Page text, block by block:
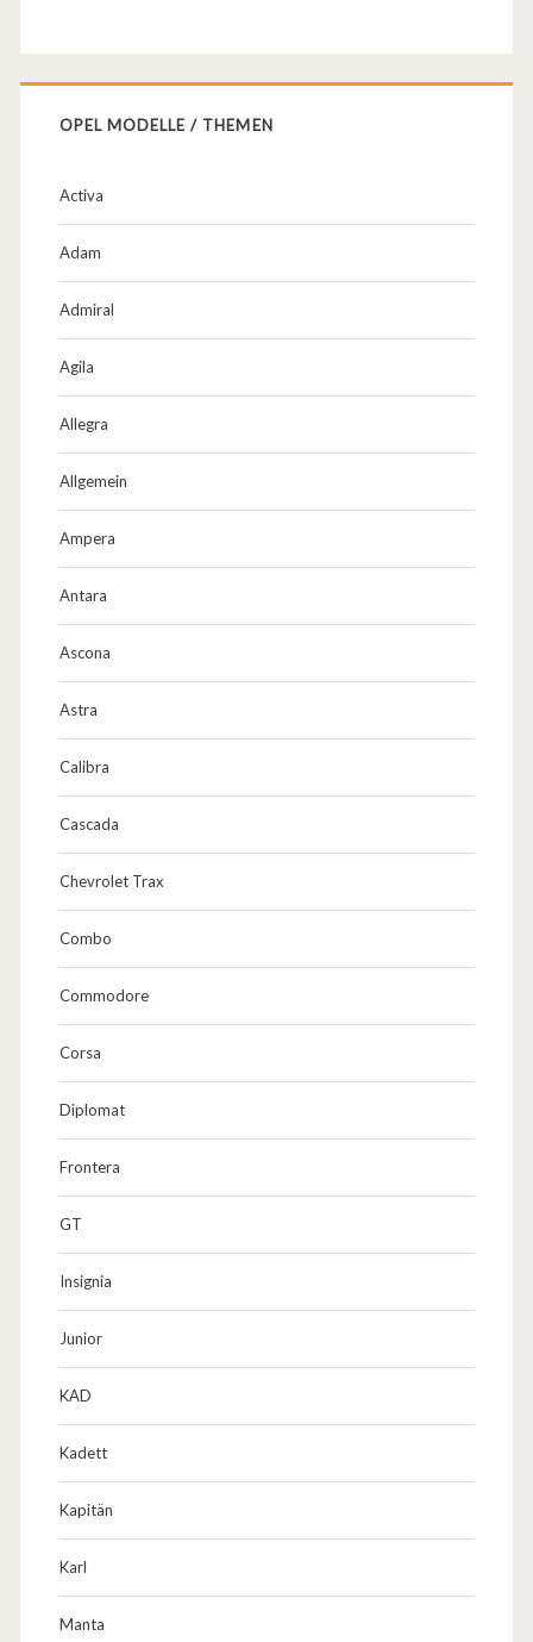
,
M
t
n
r
e
,
r
e
n
u
OPEL MODELLE / THEMEN
Activa
Adam
Admiral
Agila
Allegra
Allgemein
Ampera
Antara
Ascona
Astra
Calibra
Cascada
Chevrolet Trax
Combo
Commodore
Corsa
Diplomat
Frontera
GT
Insignia
Junior
KAD
Kadett
Kapitän
Karl
Manta